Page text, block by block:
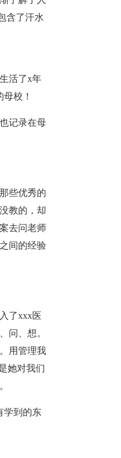
含了汗水
活了x年
校！
记录在母
些优秀的
教的，却
去问老师
间的经验
了xxx医
问、想。
用管理我
她对我们
学到的东